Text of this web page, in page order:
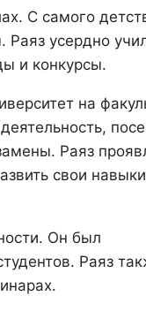
С самого
Раяз усердно
и конкурсы.
на
Раяз
свои
Он был
Раяз